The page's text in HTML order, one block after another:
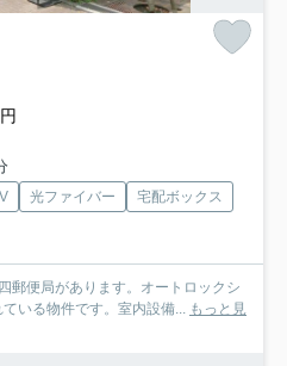
光ファイバー
宅配ボックス
郵便局があります。オートロックシ
いる物件です。室内設備... もっと見